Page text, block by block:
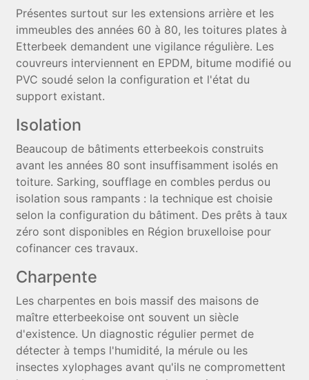
Présentes surtout sur les extensions arrière et les
immeubles des années 60 à 80, les toitures plates à
Etterbeek demandent une vigilance régulière. Les
couvreurs interviennent en EPDM, bitume modifié ou
PVC soudé selon la configuration et l'état du
support existant.
Isolation
Beaucoup de bâtiments etterbeekois construits
avant les années 80 sont insuffisamment isolés en
toiture. Sarking, soufflage en combles perdus ou
isolation sous rampants : la technique est choisie
selon la configuration du bâtiment. Des prêts à taux
zéro sont disponibles en Région bruxelloise pour
cofinancer ces travaux.
Charpente
Les charpentes en bois massif des maisons de
maître etterbeekoise ont souvent un siècle
d'existence. Un diagnostic régulier permet de
détecter à temps l'humidité, la mérule ou les
insectes xylophages avant qu'ils ne compromettent